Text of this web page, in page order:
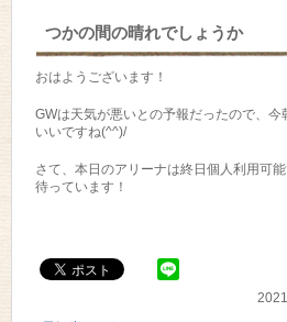
つかの間の晴れでしょうか
おはようございます！
GWは天気が悪いとの予報だったので、
いいですね(^^)/
さて、本日のアリーナは終日個人利用可
待っています！